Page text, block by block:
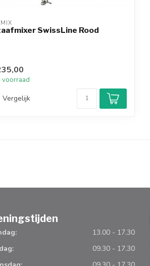
SwissLine Rood
voorraad
Vergelijk
13.00 - 17.30
09.30 - 17.30